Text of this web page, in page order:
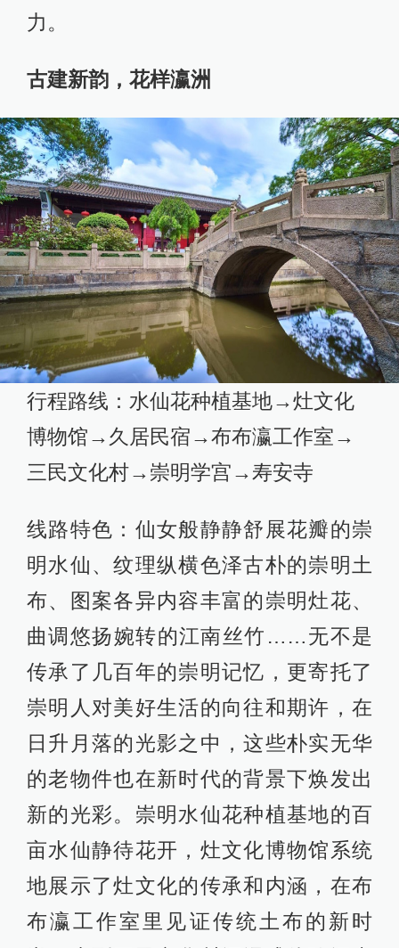
力。
古建新韵，花样瀛洲
行程路线：水仙花种植基地→灶文化
博物馆→久居民宿→布布瀛工作室→
三民文化村→崇明学宫→寿安寺
线路特色：仙女般静静舒展花瓣的崇
明水仙、纹理纵横色泽古朴的崇明土
布、图案各异内容丰富的崇明灶花、
曲调悠扬婉转的江南丝竹……无不是
传承了几百年的崇明记忆，更寄托了
崇明人对美好生活的向往和期许，在
日升月落的光影之中，这些朴实无华
的老物件也在新时代的背景下焕发出
新的光彩。崇明水仙花种植基地的百
亩水仙静待花开，灶文化博物馆系统
地展示了灶文化的传承和内涵，在布
布瀛工作室里见证传统土布的新时